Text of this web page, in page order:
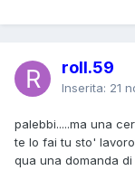
roll.59
Inserita: 21
palebbi.....ma una
te lo fai tu sto'
qua una domanda di